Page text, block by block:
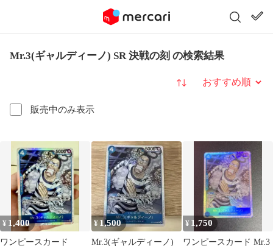
Mr.3(ギャルディーノ) SR 決戦の刻 の検索結果
販売中のみ表示
並び替え
¥ 1,400
ワンピースカード
¥ 1,500
Mr.3(ギャルディーノ)
¥ 1,750
ワンピースカード Mr.3